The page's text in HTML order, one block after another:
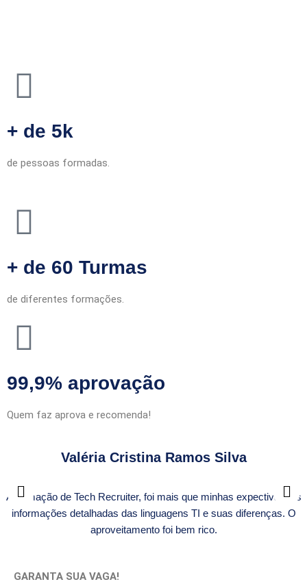
+ de 5k
de pessoas formadas.
+ de 60 Turmas
de diferentes formações.
99,9% aprovação
Quem faz aprova e recomenda!
Valéria Cristina Ramos Silva
A formação de Tech Recruiter, foi mais que minhas expectivas, as
informações detalhadas das linguagens TI e suas diferenças. O
aproveitamento foi bem rico.
GARANTA SUA VAGA!